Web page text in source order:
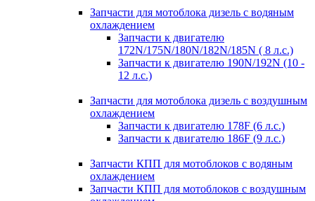
Запчасти для мотоблока дизель с водяным
охлаждением
Запчасти к двигателю
172N/175N/180N/182N/185N ( 8 л.с.)
Запчасти к двигателю 190N/192N (10 -
12 л.с.)
Запчасти для мотоблока дизель с воздушным
охлаждением
Запчасти к двигателю 178F (6 л.с.)
Запчасти к двигателю 186F (9 л.с.)
Запчасти КПП для мотоблоков с водяным
охлаждением
Запчасти КПП для мотоблоков с воздушным